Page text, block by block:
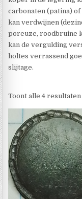
carbonaten (patina)
kan verdwijnen
poreuze, roodbruine
kan de vergulding
holtes verrassend
slijtage.
Toont alle 4 resultaten